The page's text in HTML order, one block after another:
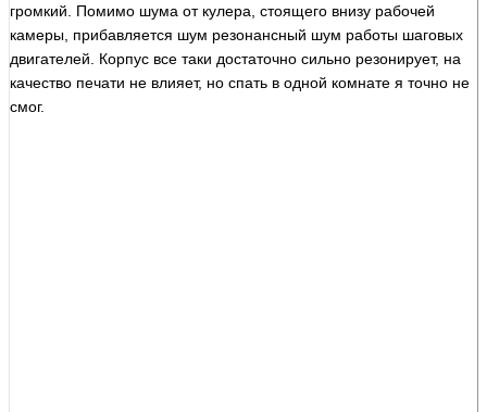
громкий. Помимо шума от кулера, стоящего внизу рабочей
камеры, прибавляется шум резонансный шум работы шаговых
двигателей. Корпус все таки достаточно сильно резонирует, на
качество печати не влияет, но спать в одной комнате я точно не
смог.